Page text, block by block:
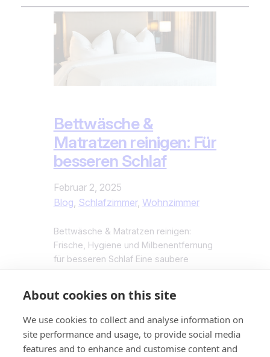
Bettwäsche &
Matratzen reinigen: Für
besseren Schlaf
Februar 2, 2025
Blog, Schlafzimmer, Wohnzimmer
Bettwäsche & Matratzen reinigen:
Frische, Hygiene und Milbenentfernung
für besseren Schlaf Eine saubere
Raumklima. Schweiß, Hautschuppen
und Staub bieten jedoch einen
perfekten Nährboden für Milben,
Bakterien und unangenehme Gerüche.
About cookies on this site
We use cookies to collect and analyse information on
site performance and usage, to provide social media
features and to enhance and customise content and